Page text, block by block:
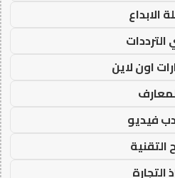
الابداع
الترددات
اون لاين
فيديو
التقنية
التجارة